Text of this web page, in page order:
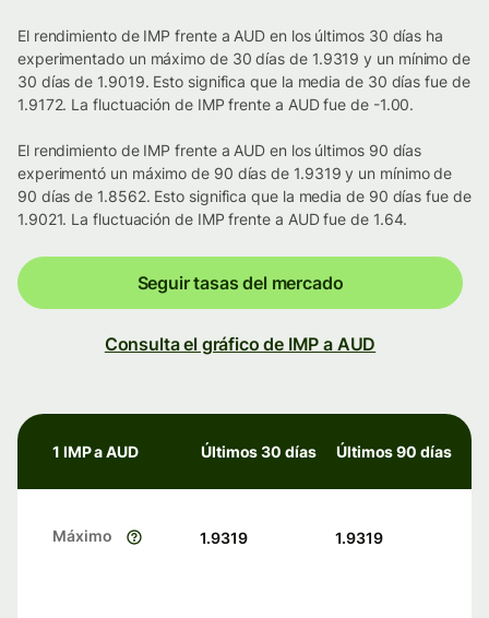
El rendimiento de IMP frente a AUD en los últimos 30 días ha
experimentado un máximo de 30 días de 1.9319 y un mínimo de
30 días de 1.9019. Esto significa que la media de 30 días fue de
1.9172. La fluctuación de IMP frente a AUD fue de -1.00.
El rendimiento de IMP frente a AUD en los últimos 90 días
experimentó un máximo de 90 días de 1.9319 y un mínimo de
90 días de 1.8562. Esto significa que la media de 90 días fue de
1.9021. La fluctuación de IMP frente a AUD fue de 1.64.
Seguir tasas del mercado
Consulta el gráfico de IMP a AUD
1 IMP a AUD Últimos 30 días Últimos 90 días
Máximo 1.9319 1.9319